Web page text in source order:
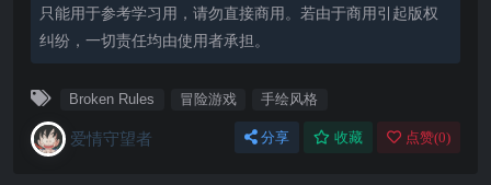
只能用于参考学习用，请勿直接商用。若由于商用引起版权
纠纷，一切责任均由使用者承担。
Broken Rules 冒险游戏 手绘风格
爱情守望者 分享 收藏 点赞(0)